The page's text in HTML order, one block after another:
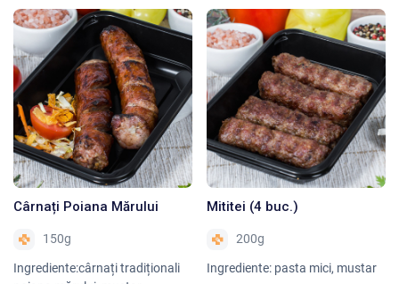
Cârnați Poiana Mărului
150g
Ingrediente:cârnați tradiționali
Mititei (4 buc.)
200g
Ingrediente: pasta mici, mustar